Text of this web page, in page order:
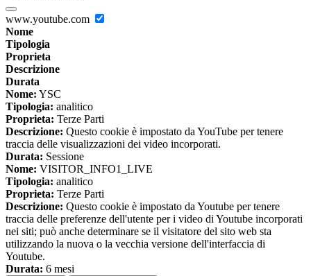
www.youtube.com
Nome
Tipologia
Proprieta
Descrizione
Durata
Nome: YSC
Tipologia: analitico
Proprieta: Terze Parti
Descrizione: Questo cookie è impostato da YouTube per tenere
traccia delle visualizzazioni dei video incorporati.
Durata: Sessione
Nome: VISITOR_INFO1_LIVE
Tipologia: analitico
Proprieta: Terze Parti
Descrizione: Questo cookie è impostato da Youtube per tenere
traccia delle preferenze dell'utente per i video di Youtube incorporati
nei siti; può anche determinare se il visitatore del sito web sta
utilizzando la nuova o la vecchia versione dell'interfaccia di
Youtube.
Durata: 6 mesi